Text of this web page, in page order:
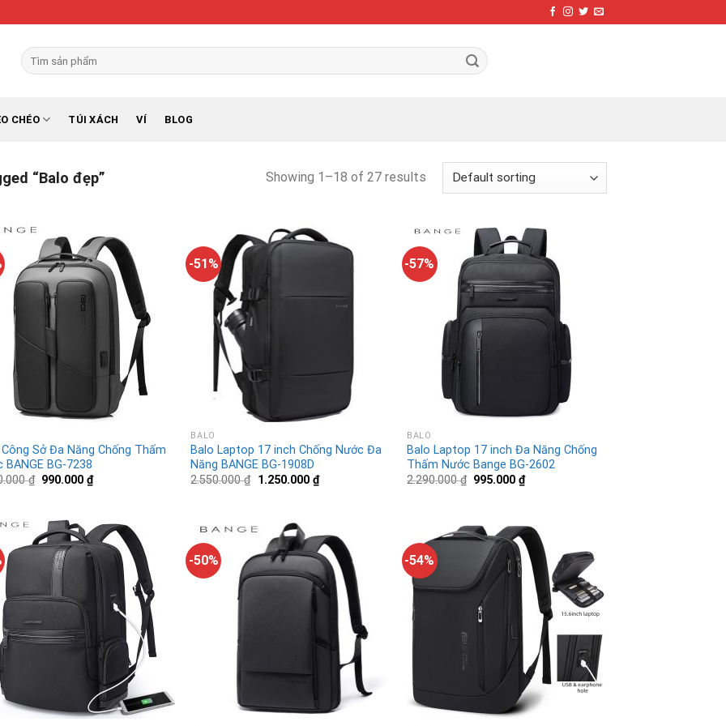
Search
for:
CHÉO TÚI XÁCH VÍ BLOG
“Balo đẹp” Showing 1–18 of 27 results
Công Sở Đa Năng Chống Thấm
BANGE BG-7238
₫ 990.000₫
-51%
BALO
Balo Laptop 17 inch Chống Nước Đa
Năng BANGE BG-1908D
2.550.000₫ 1.250.000 ₫
-57%
BALO
Balo Laptop 17 inch Đa Năng Chống
Thấm Nước Bange BG-2602
2.290.000₫ 995.000₫
-50% -54%